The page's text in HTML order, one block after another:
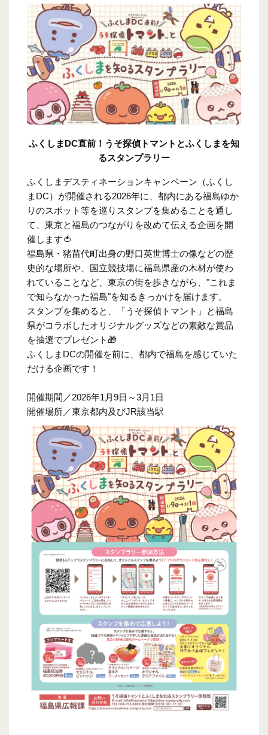
ふくしま DC直前！うそ探偵トマントとふくしまを知
るスタンプラリー
ふくしまデスティネーションキャンペーン（ふくし
まDC）が開催される2026年に、都内にある福島ゆか
りのスポット等を巡りスタンプを集めることを通し
て、東京と福島のつながりを改めて伝える企画を開
催します🍅
福島県・猪苗代町出身の野口英世博士の像などの歴
史的な場所や、国立競技場に福島県産の木材が使わ
れていることなど、東京の街を歩きながら、"これま
で知らなかった福島"を知るきっかけを届けます。
スタンプを集めると、「うそ探偵トマント」と福島
県がコラボしたオリジナルグッズなどの素敵な賞品
を抽選でプレゼント🎁
ふくしま DCの開催を前に、都内で福島を感じていた
だける企画です！
開催期間／2026年1月9日～3月1日
開催場所／東京都内及びJR該当駅